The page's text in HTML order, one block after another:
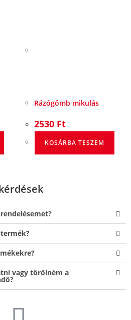
Rázógömb mikulás
2530 Ft
KOSÁRBA TESZEM
vagy törölném a